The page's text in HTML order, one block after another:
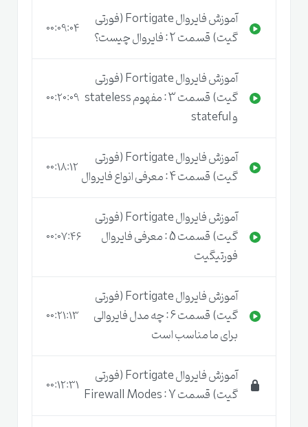
آموزش فایروال Fortigate (فورتی
گیت) قسمت 2 : فایروال چیست؟
00:09:04
آموزش فایروال Fortigate (فورتی
گیت) قسمت 3 : مفهوم stateless
و stateful
00:20:09
آموزش فایروال Fortigate (فورتی
گیت) قسمت 4 : معرفی انواع فایروال
00:18:12
آموزش فایروال Fortigate (فورتی
گیت) قسمت 5 : معرفی فایروال
فورتیگیت
00:07:46
آموزش فایروال Fortigate (فورتی
گیت) قسمت 6 : چه مدل فایروالی
برای ما مناسب است
00:21:13
آموزش فایروال Fortigate (فورتی
گیت) قسمت 7 : Firewall Modes
00:12:31